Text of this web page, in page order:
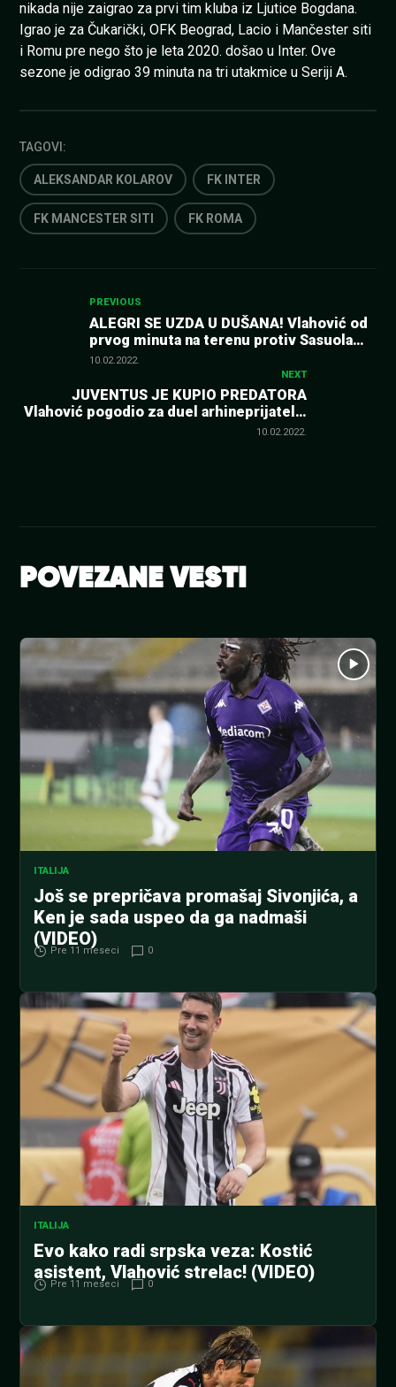
nikada nije zaigrao za prvi tim kluba iz Ljutice Bogdana.
Igrao je za Čukarički, OFK Beograd, Lacio i Mančester siti
i Romu pre nego što je leta 2020. došao u Inter. Ove
sezone je odigrao 39 minuta na tri utakmice u Seriji A.
TAGOVI:
ALEKSANDAR KOLAROV FK INTER
FK MANCESTER SITI FK ROMA
Kretanje
članka
PREVIOUS
ALEGRI SE UZDA U DUŠANA! Vlahović od
prvog minuta na terenu protiv Sasuola
(SASTAVI)
10.02.2022.
NEXT
JUVENTUS JE KUPIO PREDATORA
Vlahović pogodio za duel arhineprijatelja
u polufinalu Kupa Italije! (VIDEO)
10.02.2022.
POVEZANE VESTI
ITALIJA
Još se prepričava promašaj Sivonjića, a
Ken je sada uspeo da ga nadmaši
(VIDEO)
Pre 11 meseci 0
ITALIJA
Evo kako radi srpska veza: Kostić
asistent, Vlahović strelac! (VIDEO)
Pre 11 meseci 0